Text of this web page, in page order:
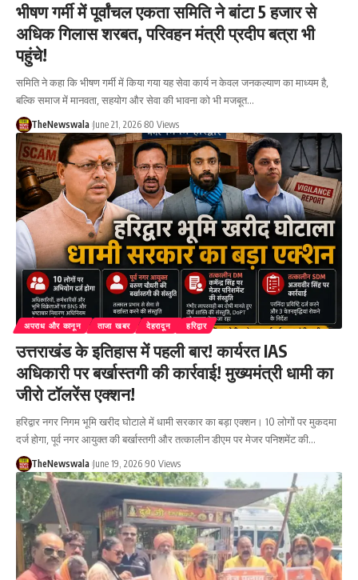
भीषण गर्मी में पूर्वांचल एकता समिति ने बांटा 5 हजार से
अधिक गिलास शरबत, परिवहन मंत्री प्रदीप बत्रा भी
पहुंचे!
समिति ने कहा कि भीषण गर्मी में किया गया यह सेवा कार्य न केवल जनकल्याण का माध्यम है,
बल्कि समाज में मानवता, सहयोग और सेवा की भावना को भी मजबूत…
TheNewswala June 21, 2026 80 Views
अपराध और कानून ताजा खबर देहरादून हरिद्वार
उत्तराखंड के इतिहास में पहली बार! कार्यरत IAS
अधिकारी पर बर्खास्तगी की कार्रवाई! मुख्यमंत्री धामी का
जीरो टॉलरेंस एक्शन!
हरिद्वार नगर निगम भूमि खरीद घोटाले में धामी सरकार का बड़ा एक्शन। 10 लोगों पर मुकदमा
दर्ज होगा, पूर्व नगर आयुक्त की बर्खास्तगी और तत्कालीन डीएम पर मेजर पनिशमेंट की…
TheNewswala June 19, 2026 90 Views